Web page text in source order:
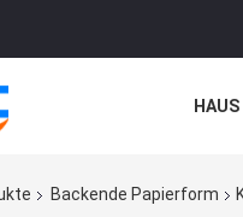
HAUS
Backende Papierform